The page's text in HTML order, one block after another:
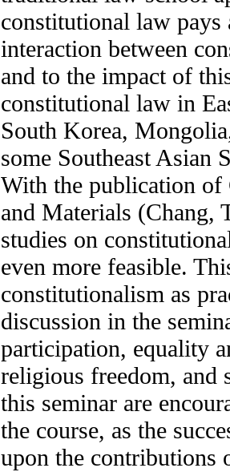
constitutional law
interaction between
and to the impact of
constitutional law in
South Korea,
some Southeast Asian
With the publication of
and Materials (Chang,
studies on
even more feasible.
constitutionalism as
discussion in the
participation, equality
religious freedom, and
this seminar are
the course, as the
upon the contributions